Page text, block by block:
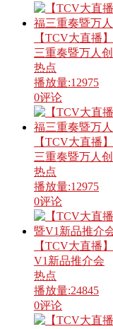
【TCV大直播
三重奏暨万人
热点
播放量:12975
0评论
【TCV大直播
三重奏暨万人
热点
播放量:12975
0评论
【TCV大直播
V1新品推介会
热点
播放量:24845
0评论